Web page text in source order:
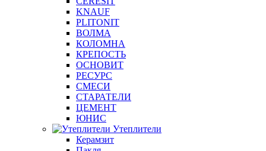
KNAUF
PLITONIT
ВОЛМА
КОЛОМНА
КРЕПОСТЬ
ОСНОВИТ
РЕСУРС
СМЕСИ
СТАРАТЕЛИ
ЦЕМЕНТ
ЮНИС
Утеплители
Керамзит